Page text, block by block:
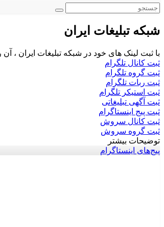
شبکه تبلیغات ایران
با ثبت لینک های خود در شبکه تبلیغات ایران ،
ثبت کانال تلگرام
ثبت گروه تلگرام
ثبت ربات تلگرام
ثبت استیکر تلگرام
ثبت آگهی تبلیغاتی
ثبت پیج اینستاگرام
ثبت کانال سروش
ثبت گروه سروش
توضیحات بیشتر
پیج‌های اینستاگرام